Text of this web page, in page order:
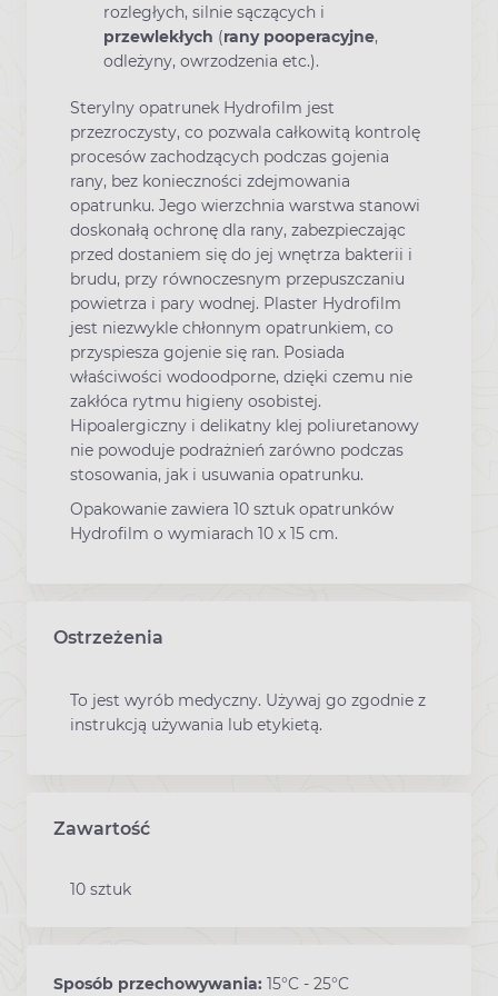
rozległych, silnie sączących i
przewlekłych (rany pooperacyjne,
odleżyny, owrzodzenia etc.).
Sterylny opatrunek Hydrofilm jest
przezroczysty, co pozwala całkowitą kontrolę
procesów zachodzących podczas gojenia
rany, bez konieczności zdejmowania
opatrunku. Jego wierzchnia warstwa stanowi
doskonałą ochronę dla rany, zabezpieczając
przed dostaniem się do jej wnętrza bakterii i
brudu, przy równoczesnym przepuszczaniu
powietrza i pary wodnej. Plaster Hydrofilm
jest niezwykle chłonnym opatrunkiem, co
przyspiesza gojenie się ran. Posiada
właściwości wodoodporne, dzięki czemu nie
zakłóca rytmu higieny osobistej.
Hipoalergiczny i delikatny klej poliuretanowy
nie powoduje podrażnień zarówno podczas
stosowania, jak i usuwania opatrunku.
Opakowanie zawiera 10 sztuk opatrunków
Hydrofilm o wymiarach 10 x 15 cm.
Ostrzeżenia
To jest wyrób medyczny. Używaj go zgodnie z
instrukcją używania lub etykietą.
Zawartość
10 sztuk
Sposób przechowywania: 15°C - 25°C